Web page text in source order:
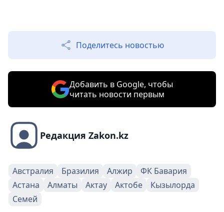
Поделитесь новостью
Добавить в Google, чтобы
читать новости первым
Редакция Zakon.kz
Австралия Бразилия Алжир
ФК Бавария
Астана
Алматы Актау Актобе
Кызылорда
Семей